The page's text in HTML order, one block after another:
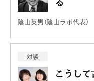
陰山英男（陰山ラボ代表）
対談
こうし